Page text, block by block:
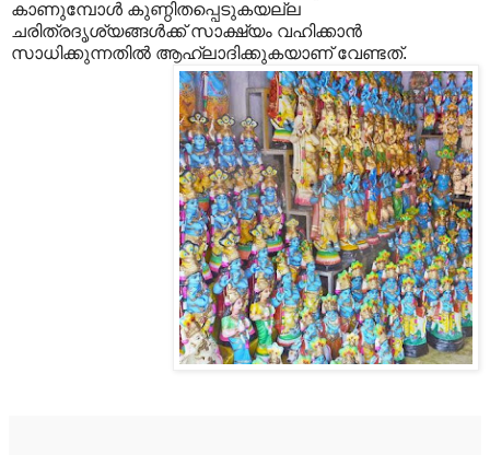
കാണുമ്പോള്‍ കുണ്ഠിതപ്പെടുകയല്ല
ചരിത്രദൃശ്യങ്ങള്‍ക്ക്‌ സാക്ഷ്യം വഹിക്കാന്‍
സാധിക്കുന്നതില്‍ ആഹ്ലാദിക്കുകയാണ്‌ വേണ്ടത്‌.